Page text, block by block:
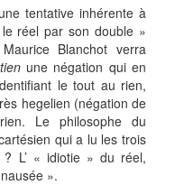
tentative inhérente à
le réel par son double »
Blanchot verra
une négation qui en
le tout au rien,
hegelien (négation de
Le philosophe du
qui a lu les trois
? L’ « idiotie » du réel,
».